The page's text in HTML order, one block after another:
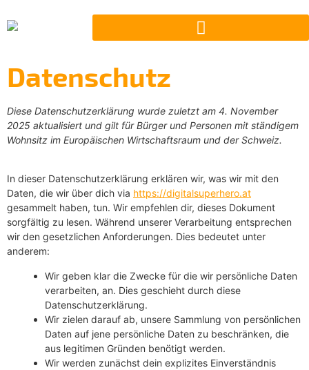
Datenschutz
Diese Datenschutzerklärung wurde zuletzt am 4. November
2025 aktualisiert und gilt für Bürger und Personen mit ständigem
Wohnsitz im Europäischen Wirtschaftsraum und der Schweiz.
In dieser Datenschutzerklärung erklären wir, was wir mit den
Daten, die wir über dich via https://digitalsuperhero.at
gesammelt haben, tun. Wir empfehlen dir, dieses Dokument
sorgfältig zu lesen. Während unserer Verarbeitung entsprechen
wir den gesetzlichen Anforderungen. Dies bedeutet unter
anderem:
Wir geben klar die Zwecke für die wir persönliche Daten
verarbeiten, an. Dies geschieht durch diese
Datenschutzerklärung.
Wir zielen darauf ab, unsere Sammlung von persönlichen
Daten auf jene persönliche Daten zu beschränken, die
aus legitimen Gründen benötigt werden.
Wir werden zunächst dein explizites Einverständnis